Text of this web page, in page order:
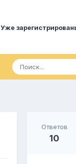
Уже
Ответов
10